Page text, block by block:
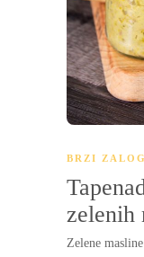
BRZI
zelenih
Zelene